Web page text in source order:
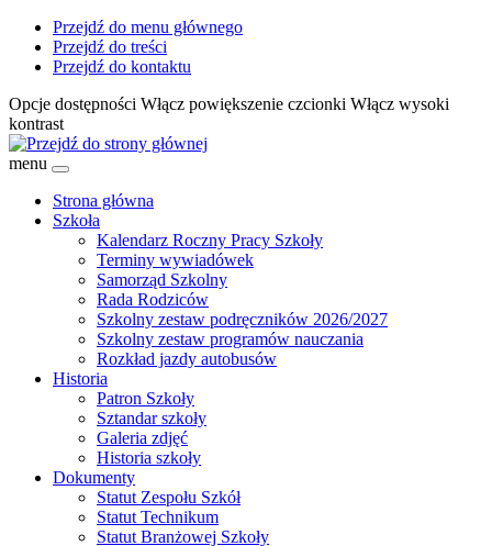
Przejdź do menu głównego
Przejdź do treści
Przejdź do kontaktu
Opcje dostępności Włącz powiększenie czcionki Włącz wysoki
kontrast
menu
Strona główna
Szkoła
Kalendarz Roczny Pracy Szkoły
Terminy wywiadówek
Samorząd Szkolny
Rada Rodziców
Szkolny zestaw podręczników 2026/2027
Szkolny zestaw programów nauczania
Rozkład jazdy autobusów
Historia
Patron Szkoły
Sztandar szkoły
Galeria zdjęć
Historia szkoły
Dokumenty
Statut Zespołu Szkół
Statut Technikum
Statut Branżowej Szkoły